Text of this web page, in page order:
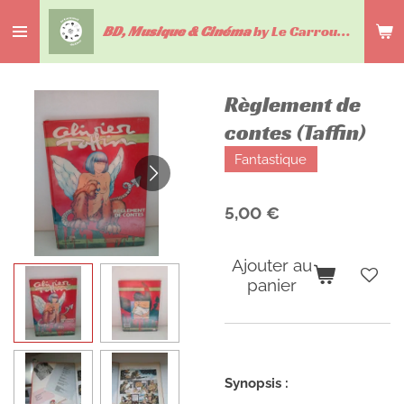
au
contenu
BD, Musique & Cinémaby Le Carrousel du livre
Règlement de
contes (Taffin)
Fantastique
5,00 €
Ajouter au
panier
Synopsis :